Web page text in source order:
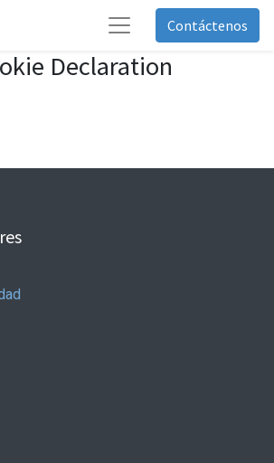
Contáctenos
Declaration